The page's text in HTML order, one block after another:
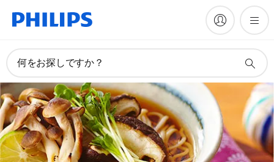
何をお探しですか？